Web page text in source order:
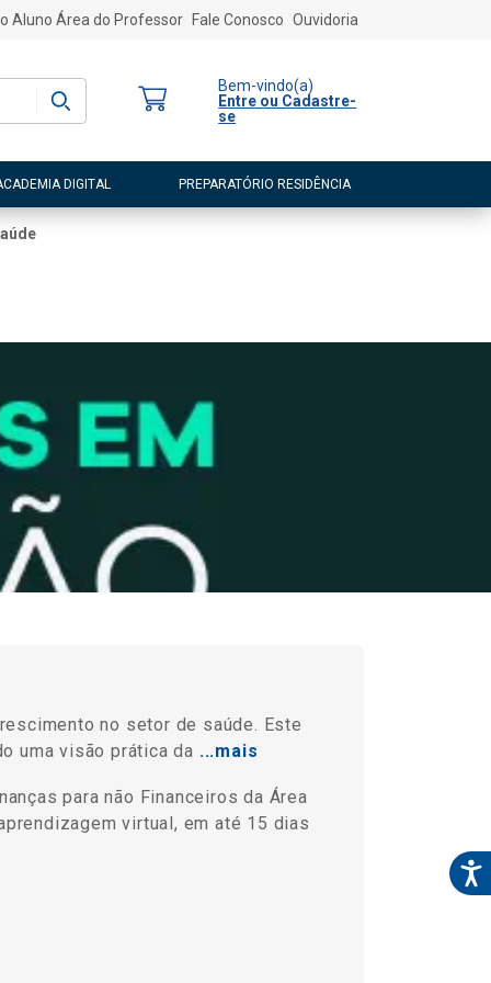
Aluno Área do Professor Fale Conosco Ouvidoria
Bem-vindo(a)
Entre ou Cadastre-
se
DIGITAL PREPARATÓRIO RESIDÊNCIA
no setor de saúde. Este
uma visão prática da ...mais
para não Financeiros da Área
virtual, em até 15 dias